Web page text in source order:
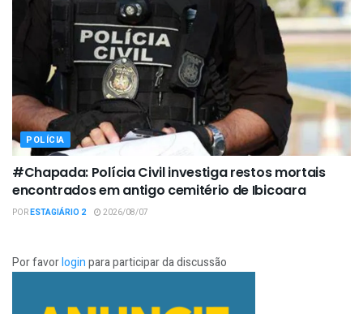
POLÍCIA
#Chapada: Polícia Civil investiga restos mortais
encontrados em antigo cemitério de Ibicoara
PORESTAGIÁRIO 2 2026/08/07
Por favorloginpara participar da discussão